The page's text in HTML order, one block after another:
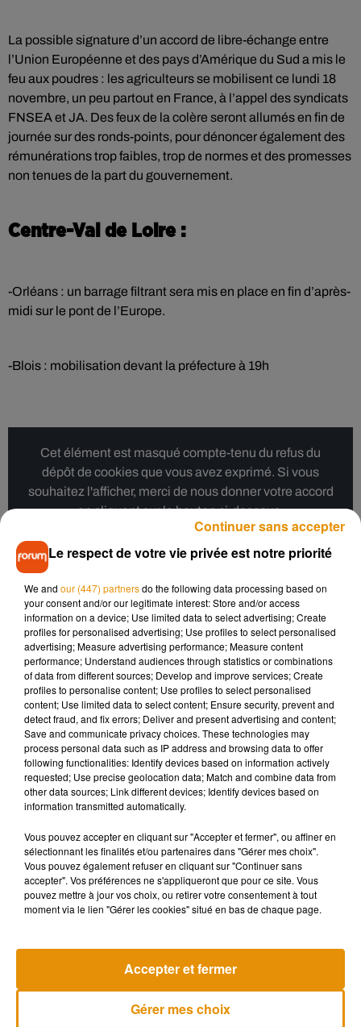
La possible signature d’un accord de libre-échange entre
l’Union Européenne et des pays d’Amérique du Sud a mis le
feu aux poudres : les agriculteurs se mobilisent ce lundi 18
novembre, un peu partout en France, à l’appel des syndicats
FNSEA et JA. Des feux de la colère seront allumés en fin de
journée sur des ronds-points, pour dénoncer également des
rémunérations trop faibles, trop de normes et des promesses
non tenues de la part du gouvernement.
Centre-Val de Loire :
-Orléans : un barrage filtrant sera mis en place en fin d’après-
midi sur le pont de l’Europe.
-Blois : mobilisation devant la préfecture à 19h
Cet élément est masqué compte-tenu du refus du
dépôt de cookies que vous avez exprimé. Si vous
souhaitez l'afficher, merci de nous donner votre accord
en cliquant sur le bouton ci-dessous.
Afficher l'élément
Poitou-Charentes et Haute-Vienne :
-Angoulême : rassemblement à 6h30 au rond-point de Girac,
puis sur l’avenue de l’Europe dans la matinée
-Niort : rassemblement cet après-midi aux ronds-points de
l’Acclameur et de l’Espace Émeraude, avant de prendre la
direction parc des expos de Noron via la rocade
-Limoges : dégustation de viande limousine sur la place
Dussoubs à la mi-journée, avant des rassemblements à 15h
aux ronds-points d’Aixe, La Valoine, D2000 et aux Rivailles
Panazol. Les tracteurs convergeront ensuite vers la
Cet élément est masqué compte-tenu du refus du
dépôt de cookies que vous avez exprimé. Si vous
Le respect de votre vie privée est notre priorité
We and our (447) partnersdo the following data processing based on
your consent and/or our legitimate interest: Store and/or access
information on a device; Use limited data to select advertising; Create
profiles for personalised advertising; Use profiles to select personalised
advertising; Measure advertising performance; Measure content
performance; Understand audiences through statistics or combinations
of data from different sources; Develop and improve services; Create
profiles to personalise content; Use profiles to select personalised
content; Use limited data to select content; Ensure security, prevent and
detect fraud, and fix errors; Deliver and present advertising and content;
Save and communicate privacy choices. These technologies may
process personal data such as IP address and browsing data to offer
following functionalities: Identify devices based on information actively
requested; Use precise geolocation data; Match and combine data from
other data sources; Link different devices; Identify devices based on
information transmitted automatically.
Vous pouvez accepter en cliquant sur "Accepter et fermer", ou affiner en
sélectionnant les finalités et/ou partenaires dans "Gérer mes choix".
Vous pouvez également refuser en cliquant sur "Continuer sans
accepter". Vos préférences ne s'appliqueront que pour ce site. Vous
pouvez mettre à jour vos choix, ou retirer votre consentement à tout
moment via le lien "Gérer les cookies" situé en bas de chaque page.
Gérer mes choix
Accepter et fermer
Continuer sans accepter